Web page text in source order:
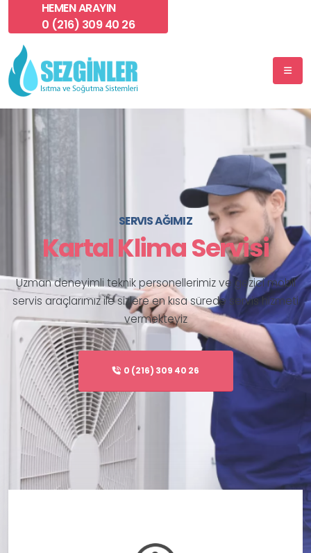
HEMEN ARAYIN
0 (216) 309 40 26
7 / 24 SERVIS HIZMETI
Kartal Klima Servisi
Marka gözetmeksizin günün her saati klima servis
hizmetimiz bulunmaktadır.
HIZMET VERDIĞIMIZ TÜM MARKALAR.
SERVIS AĞIMIZ
Kartal Klima Servisi
Uzman deneyimli teknik personellerimiz ve gezici mobil
servis araçlarımız ile sizlere en kısa sürede servis hizmeti
vermekteyiz
0 (216) 309 40 26